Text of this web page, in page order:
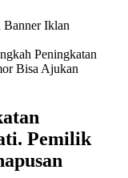
Banner Iklan
Peningkatan
Bisa Ajukan
Pemilik